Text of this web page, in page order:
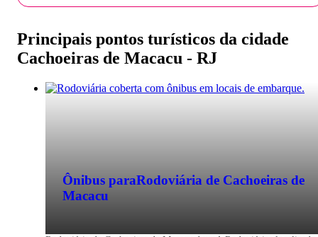
Principais pontos turísticos da cidade
Cachoeiras de Macacu - RJ
Ônibus paraRodoviária de Cachoeiras de
Macacu